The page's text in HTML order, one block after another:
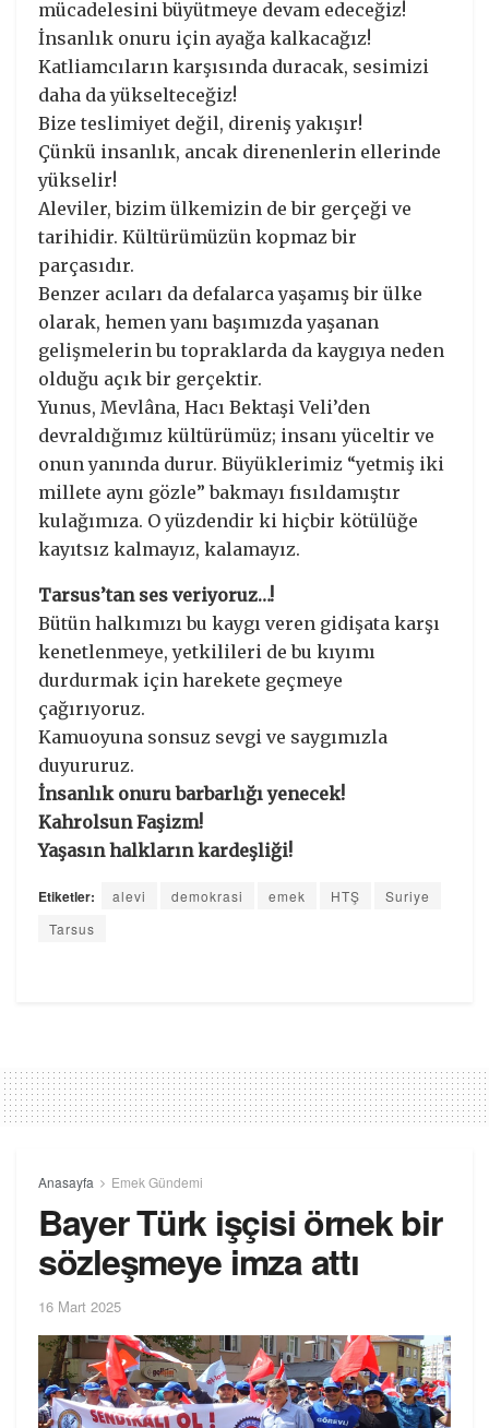
mücadelesini büyütmeye devam edeceğiz!
İnsanlık onuru için ayağa kalkacağız!
Katliamcıların karşısında duracak, sesimizi
daha da yükselteceğiz!
Bize teslimiyet değil, direniş yakışır!
Çünkü insanlık, ancak direnenlerin ellerinde
yükselir!
Aleviler, bizim ülkemizin de bir gerçeği ve
tarihidir. Kültürümüzün kopmaz bir
parçasıdır.
Benzer acıları da defalarca yaşamış bir ülke
olarak, hemen yanı başımızda yaşanan
gelişmelerin bu topraklarda da kaygıya neden
olduğu açık bir gerçektir.
Yunus, Mevlâna, Hacı Bektaşi Veli’den
devraldığımız kültürümüz; insanı yüceltir ve
onun yanında durur. Büyüklerimiz “yetmiş iki
millete aynı gözle” bakmayı fısıldamıştır
kulağımıza. O yüzdendir ki hiçbir kötülüğe
kayıtsız kalmayız, kalamayız.
Tarsus’tan ses veriyoruz…!
Bütün halkımızı bu kaygı veren gidişata karşı
kenetlenmeye, yetkilileri de bu kıyımı
durdurmak için harekete geçmeye
çağırıyoruz.
Kamuoyuna sonsuz sevgi ve saygımızla
duyururuz.
İnsanlık onuru barbarlığı yenecek!
Kahrolsun Faşizm!
Yaşasın halkların kardeşliği!
Etiketler: alevi demokrasi emek HTŞ
Suriye
Tarsus
Anasayfa Emek Gündemi
Bayer Türk işçisi örnek bir
sözleşmeye imza attı
16 Mart 2025